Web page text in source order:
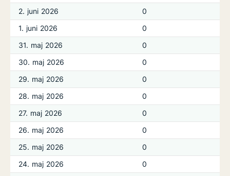
2. juni 2026
0
1. juni 2026
0
31. maj 2026
0
30. maj 2026
0
29. maj 2026
0
28. maj 2026
0
27. maj 2026
0
26. maj 2026
0
25. maj 2026
0
24. maj 2026
0